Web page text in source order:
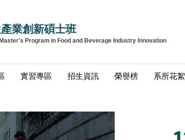
業創新碩士班
Program in Food and Beverage Industry Innovation
實習專區 招生資訊 榮譽榜 系所花絮